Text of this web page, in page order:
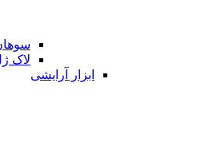
لاک
ابزار آرایشی